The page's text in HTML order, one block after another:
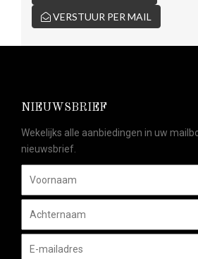
VERSTUUR PER MAIL
NIEUWSBRIEF
Wekelijks alle aanbiedingen in uw
nieuwsbrief.